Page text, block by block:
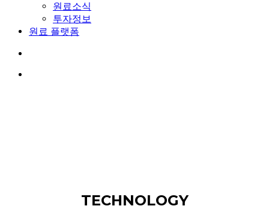
원료소식
투자정보
원료 플랫폼
TECHNOLOGY